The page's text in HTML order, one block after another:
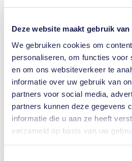
Deze website maakt gebruik van
We gebruiken cookies om
personaliseren, om functies voor
en om ons websiteverkeer te
informatie over uw gebruik van
partners voor social media,
partners kunnen deze gegevens
informatie die u aan ze heeft
verzameld op basis van uw
Welke
ooit meegedaan
Olympische Spelen?